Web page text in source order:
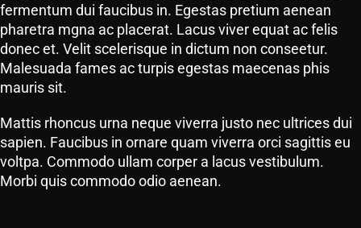
fermentum dui faucibus in. Egestas pretium aenean
pharetra mgna ac placerat. Lacus viver equat ac felis
donec et. Velit scelerisque in dictum non conseetur.
Malesuada fames ac turpis egestas maecenas phis
mauris sit.
Mattis rhoncus urna neque viverra justo nec ultrices dui
sapien. Faucibus in ornare quam viverra orci sagittis eu
voltpa. Commodo ullam corper a lacus vestibulum.
Morbi quis commodo odio aenean.